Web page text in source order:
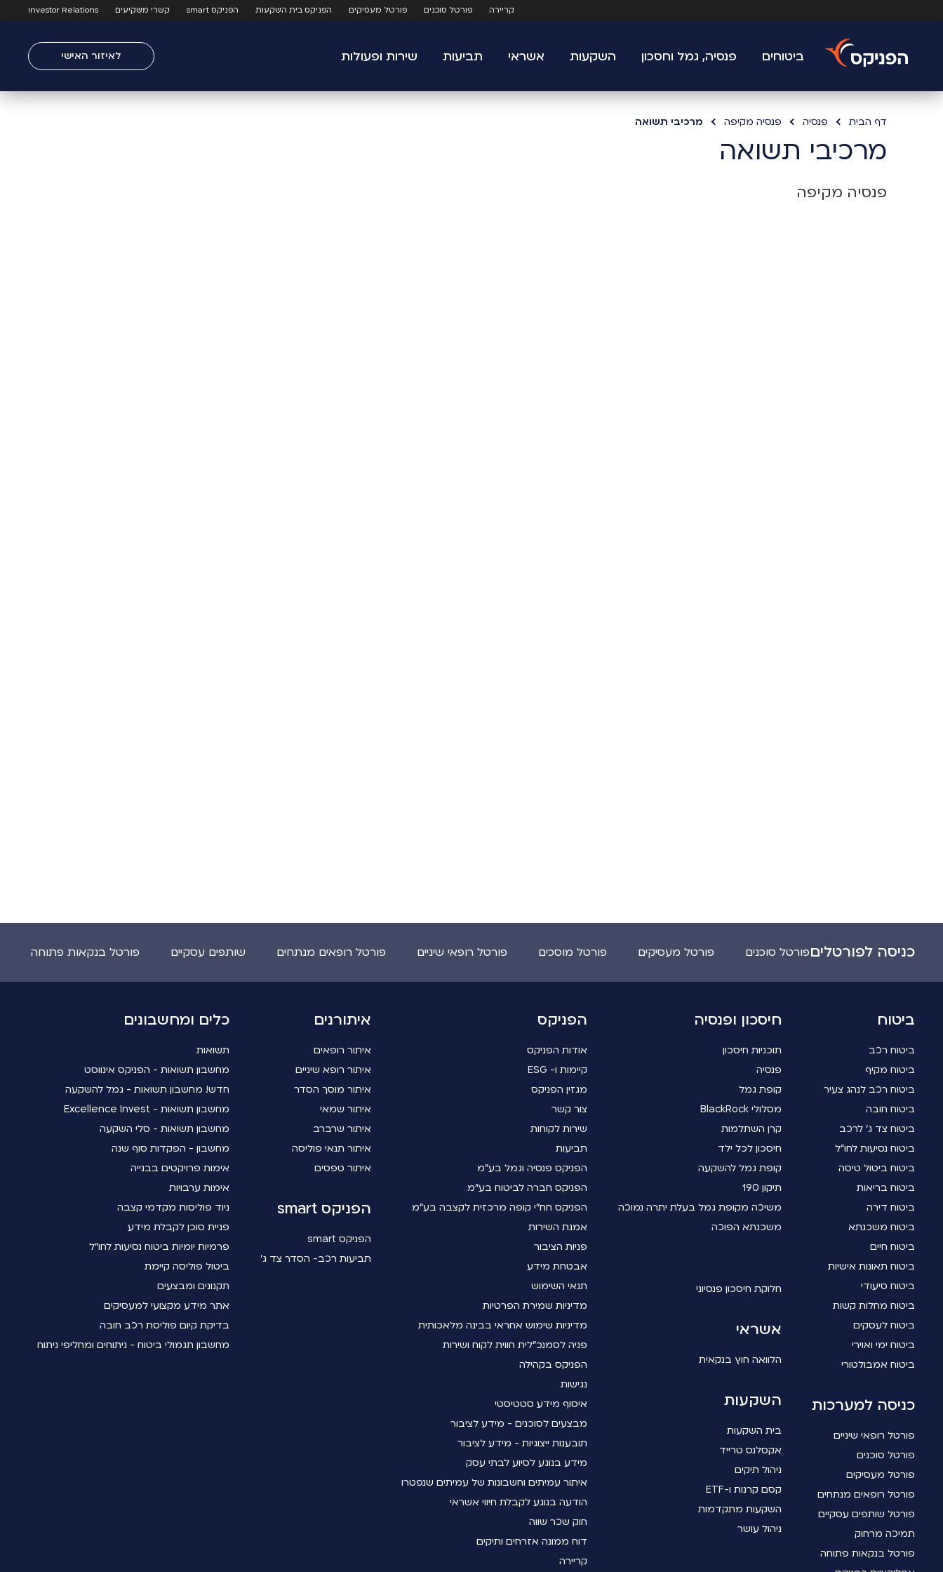
קריירה פורטל סוכנים פורטל מעסיקים הפניקס בית השקעות הפניקס smart קשרי משקיעים Investor Relations
ביטוחים פנסיה, גמל וחסכון השקעות אשראי תביעות שירות ופעולות לאיזור האישי
דף הבית פנסיה פנסיה מקיפה מרכיבי תשואה
מרכיבי תשואה
פנסיה מקיפה
כניסה לפורטליםפורטל סוכנים פורטל מעסיקים פורטל מוסכים פורטל רופאי שיניים פורטל רופאים מנתחים שותפים עסקיים פורטל בנקאות פתוחה
ביטוח
ביטוח רכב
ביטוח מקיף
ביטוח רכב לנהג צעיר
ביטוח חובה
ביטוח צד ג' לרכב
ביטוח נסיעות לחו"ל
ביטוח ביטול טיסה
ביטוח בריאות
ביטוח דירה
ביטוח משכנתא
ביטוח חיים
ביטוח תאונות אישיות
ביטוח סיעודי
ביטוח מחלות קשות
ביטוח לעסקים
ביטוח ימי ואוירי
ביטוח אמבולטורי
כניסה למערכות
פורטל רופאי שיניים
פורטל סוכנים
פורטל מעסיקים
פורטל רופאים מנתחים
פורטל שותפים עסקיים
תמיכה מרחוק
פורטל בנקאות פתוחה
חיסכון ופנסיה
תוכניות חיסכון
פנסיה
קופת גמל
מסלולי BlackRock
קרן השתלמות
חיסכון לכל ילד
קופת גמל להשקעה
תיקון 190
משיכה מקופת גמל בעלת יתרה נמוכה
משכנתא הפוכה
חלוקת חיסכון פנסיוני
אשראי
הלוואה חוץ בנקאית
השקעות
בית השקעות
אקסלנס טרייד
ניהול תיקים
קסם קרנות ו-ETF
השקעות מתקדמות
ניהול עושר
הפניקס
אודות הפניקס
קיימות ו- ESG
מגזין הפניקס
צור קשר
שירות לקוחות
תביעות
הפניקס פנסיה וגמל בע"מ
הפניקס חברה לביטוח בע"מ
הפניקס חח"י קופה מרכזית לקצבה בע"מ
אמנת השירות
פניות הציבור
אבטחת מידע
תנאי השימוש
מדיניות שמירת הפרטיות
מדיניות שימוש אחראי בבינה מלאכותית
פניה לסמנכ"לית חווית לקוח ושירות
הפניקס בקהילה
נגישות
איסוף מידע סטטיסטי
מבצעים לסוכנים - מידע לציבור
תובענות ייצוגיות - מידע לציבור
מידע בנוגע לסיוע לבתי עסק
איתור עמיתים וחשבונות של עמיתים שנפטרו
הודעה בנוגע לקבלת חיווי אשראי
חוק שכר שווה
דוח ממונה אזרחים ותיקים
קריירה
איתורנים
איתור רופאים
איתור רופא שיניים
איתור מוסך הסדר
איתור שמאי
איתור שרברב
איתור תנאי פוליסה
איתור טפסים
הפניקס smart
הפניקס smart
תביעות רכב- הסדר צד ג'
כלים ומחשבונים
תשואות
מחשבון תשואות - הפניקס אינווסט
חדש! מחשבון תשואות - גמל להשקעה
מחשבון תשואות - Excellence Invest
מחשבון תשואות - סלי השקעה
מחשבון - הפקדות סוף שנה
אימות פרויקטים בבנייה
אימות ערבויות
ניוד פוליסות מקדמי קצבה
פניית סוכן לקבלת מידע
פרמיות יומיות ביטוח נסיעות לחו"ל
ביטול פוליסה קיימת
תקנונים ומבצעים
אתר מידע מקצועי למעסיקים
בדיקת קיום פוליסת רכב חובה
מחשבון תגמולי ביטוח - ניתוחים ומחליפי ניתוח